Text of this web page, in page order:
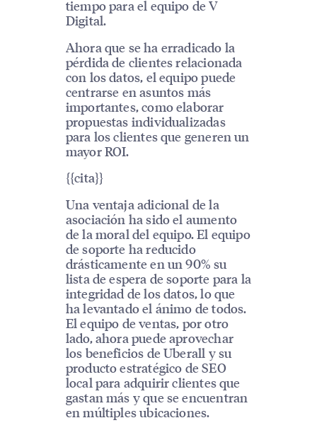
tiempo para el equipo de V
Digital.
Ahora que se ha erradicado la
pérdida de clientes relacionada
con los datos, el equipo puede
centrarse en asuntos más
importantes, como elaborar
propuestas individualizadas
para los clientes que generen un
mayor ROI.
{{cita}}
Una ventaja adicional de la
asociación ha sido el aumento
de la moral del equipo. El equipo
de soporte ha reducido
drásticamente en un 90% su
lista de espera de soporte para la
integridad de los datos, lo que
ha levantado el ánimo de todos.
El equipo de ventas, por otro
lado, ahora puede aprovechar
los beneficios de Uberall y su
producto estratégico de SEO
local para adquirir clientes que
gastan más y que se encuentran
en múltiples ubicaciones.